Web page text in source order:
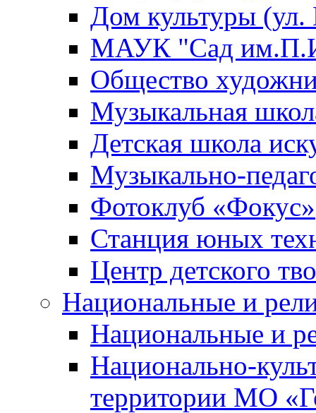
Дом культуры (ул.
МАУК "Сад
Общество
Музыкальная
Детская школа
Музыкально-
Фотоклуб «Фокус»
Станция юных
Центр детского
Национальные и
Национальные и
Национально-
территории МО